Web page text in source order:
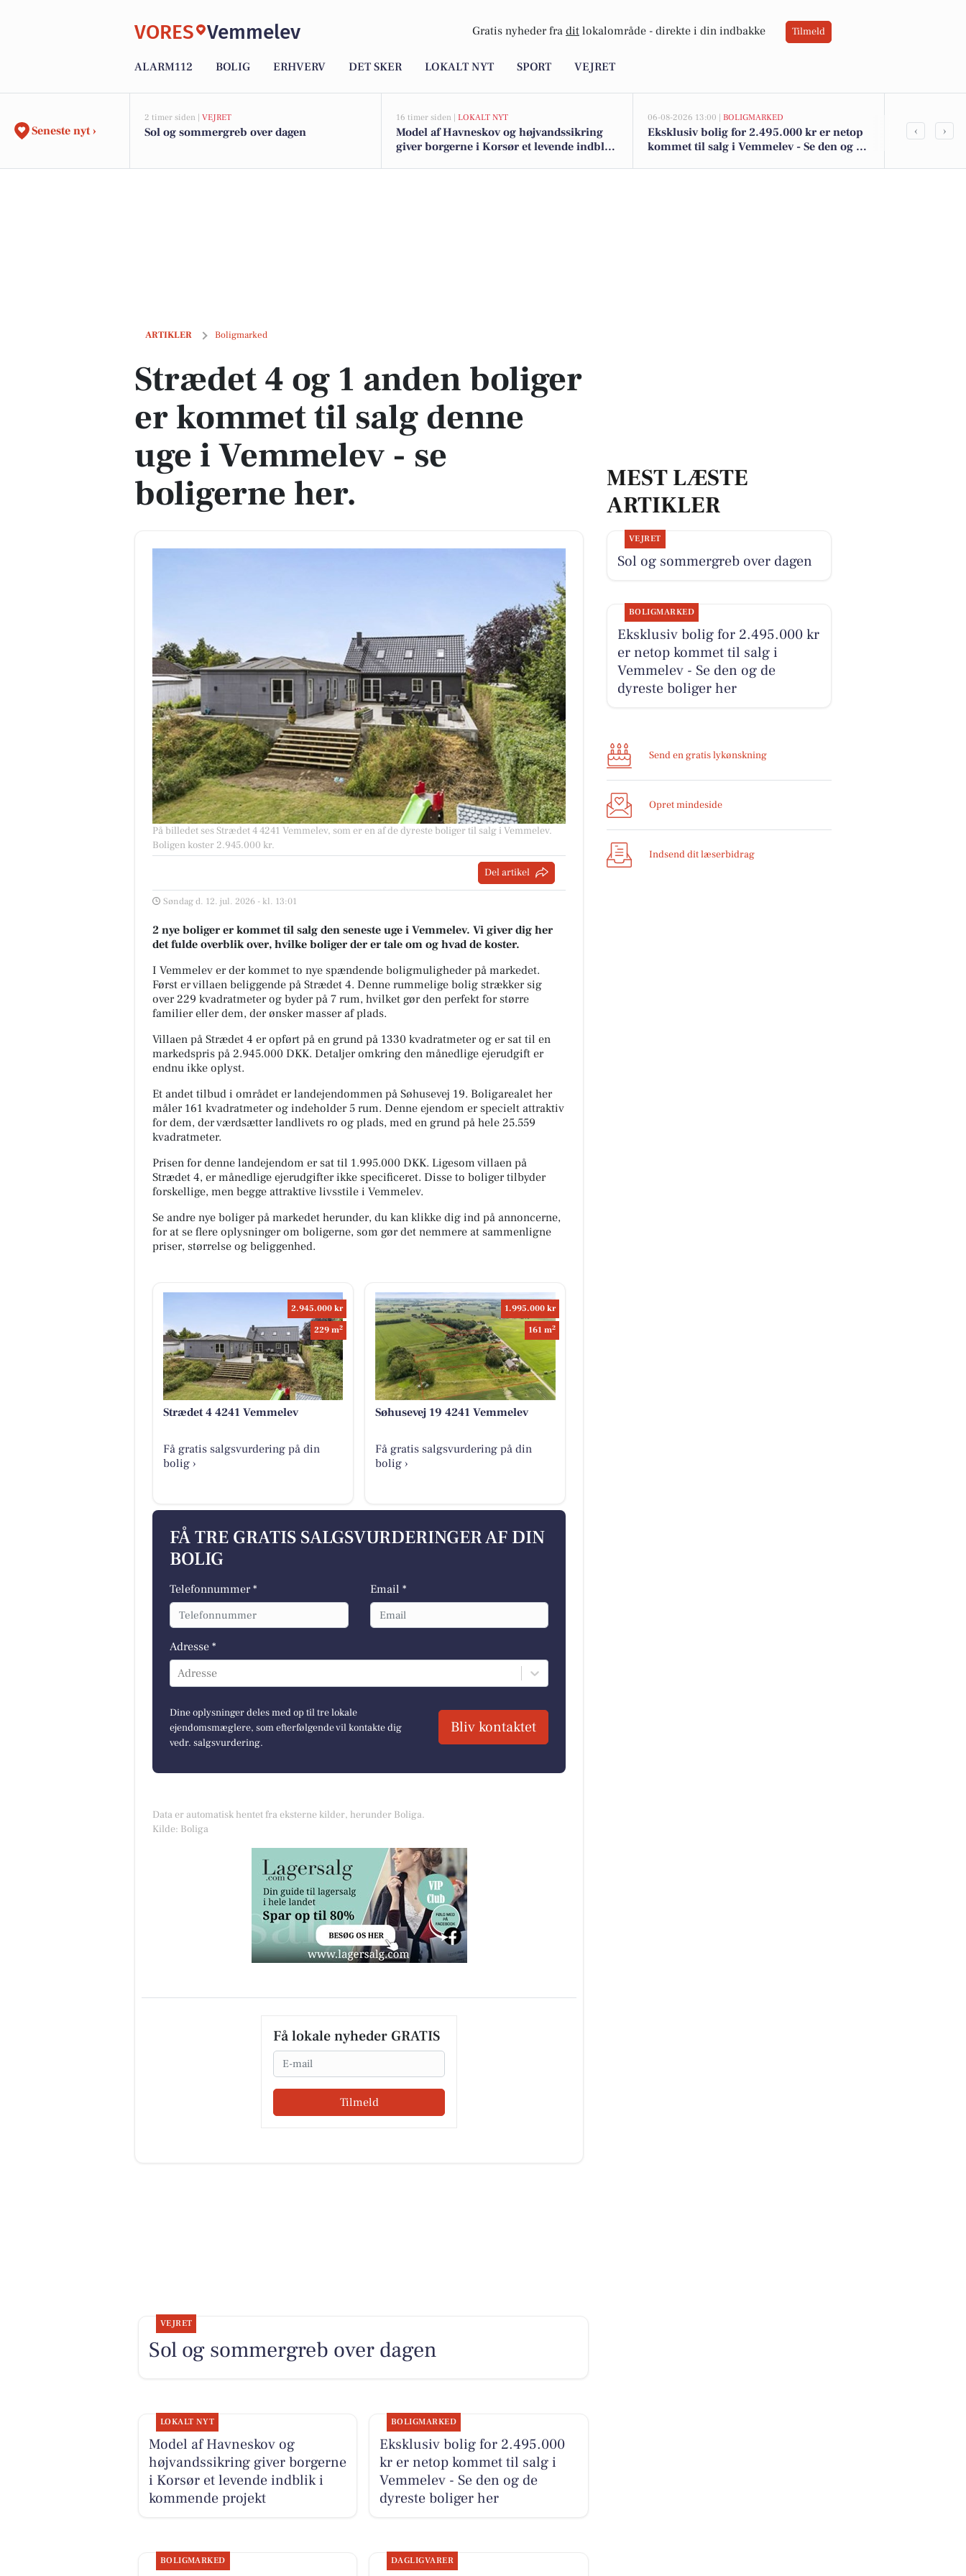
VORES Vemmelev Gratis nyheder fra dit lokalområde - direkte i din indbakke Tilmeld
ALARM112 BOLIG ERHVERV DET SKER LOKALT NYT SPORT VEJRET
Seneste nyt ›
2 timer siden | VEJRET
Sol og sommergreb over dagen
16 timer siden | LOKALT NYT
Model af Havneskov og højvandssikring
giver borgerne i Korsør et levende indblik
06-08-2026 13:00 | BOLIGMARKED
Eksklusiv bolig for 2.495.000 kr er netop
kommet til salg i Vemmelev - Se den og de
Top 6 over
‹ ›
ARTIKLER Boligmarked
Strædet 4 og 1 anden boliger er kommet til salg denne uge i Vemmelev - se boligerne her.
Strædet 4 og 1 anden boliger
er kommet til salg denne
uge i Vemmelev - se
boligerne her.
På billedet ses Strædet 4 4241 Vemmelev, som er en af de dyreste boliger til salg i Vemmelev.
Boligen koster 2.945.000 kr.
Del artikel
Søndag d. 12. jul. 2026 - kl. 13:01
2 nye boliger er kommet til salg den seneste uge i Vemmelev. Vi giver dig her
det fulde overblik over, hvilke boliger der er tale om og hvad de koster.
I Vemmelev er der kommet to nye spændende boligmuligheder på markedet.
Først er villaen beliggende på Strædet 4. Denne rummelige bolig strækker sig
over 229 kvadratmeter og byder på 7 rum, hvilket gør den perfekt for større
familier eller dem, der ønsker masser af plads.
Villaen på Strædet 4 er opført på en grund på 1330 kvadratmeter og er sat til en
markedspris på 2.945.000 DKK. Detaljer omkring den månedlige ejerudgift er
endnu ikke oplyst.
Et andet tilbud i området er landejendommen på Søhusevej 19. Boligarealet her
måler 161 kvadratmeter og indeholder 5 rum. Denne ejendom er specielt attraktiv
for dem, der værdsætter landlivets ro og plads, med en grund på hele 25.559
kvadratmeter.
Prisen for denne landejendom er sat til 1.995.000 DKK. Ligesom villaen på
Strædet 4, er månedlige ejerudgifter ikke specificeret. Disse to boliger tilbyder
forskellige, men begge attraktive livsstile i Vemmelev.
Se andre nye boliger på markedet herunder, du kan klikke dig ind på annoncerne,
for at se flere oplysninger om boligerne, som gør det nemmere at sammenligne
priser, størrelse og beliggenhed.
2.945.000 kr
229 m2
Strædet 4 4241 Vemmelev
Få gratis salgsvurdering på din
bolig ›
1.995.000 kr
161 m2
Søhusevej 19 4241 Vemmelev
Få gratis salgsvurdering på din
bolig ›
FÅ TRE GRATIS SALGSVURDERINGER AF DIN
BOLIG
Telefonnummer * Email *
Adresse *
Adresse
Dine oplysninger deles med op til tre lokale
ejendomsmæglere, som efterfølgende vil kontakte dig
vedr. salgsvurdering.
Bliv kontaktet
Data er automatisk hentet fra eksterne kilder, herunder Boliga.
Kilde: Boliga
Få lokale nyheder GRATIS
Email
Tilmeld
MEST LÆSTE
ARTIKLER
VEJRET
Sol og sommergreb over dagen
BOLIGMARKED
Eksklusiv bolig for 2.495.000 kr
er netop kommet til salg i
Vemmelev - Se den og de
dyreste boliger her
Send en gratis lykønskning
Opret mindeside
Indsend dit læserbidrag
VEJRET
Sol og sommergreb over dagen
LOKALT NYT
Model af Havneskov og
højvandssikring giver borgerne
i Korsør et levende indblik i
kommende projekt
BOLIGMARKED
Eksklusiv bolig for 2.495.000
kr er netop kommet til salg i
Vemmelev - Se den og de
dyreste boliger her
BOLIGMARKED DAGLIGVARER